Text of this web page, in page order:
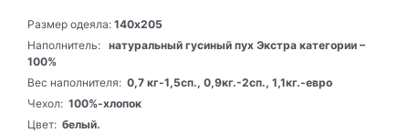
Размер одеяла: 140х205
Наполнитель: натуральный гусиный пух Экстра категории –
100%
Вес наполнителя: 0,7 кг-1,5сп., 0,9кг.-2сп., 1,1кг.-евро
Чехол: 100%-хлопок
Цвет: белый.